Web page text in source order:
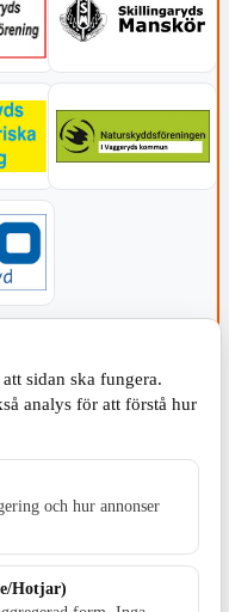
1991 som sedan 2002 ger
Värnamo.nu. Från
kommuner: Gnosjö,
kommun.
sidan ska fungera.
analys för att förstå hur
och hur annonser
Hotjar)